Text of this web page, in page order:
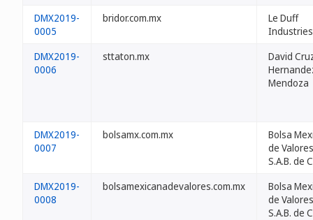
DMX2019-
0005
bridor.com.mx
Le Duff
Industries
DMX2019-
0006
sttaton.mx
David
Mendoza
DMX2019-
0007
bolsamx.com.mx
Bolsa
de
S.A.B. de
DMX2019-
0008
bolsamexicanadevalores.com.mx
Bolsa
de
S.A.B. de